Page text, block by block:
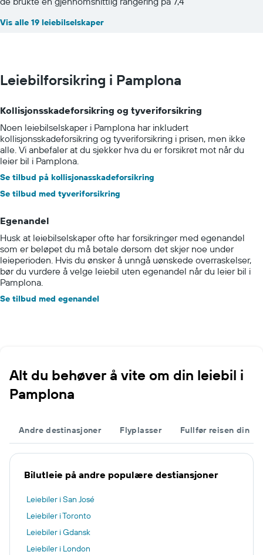
Vis alle 19 leiebilselskaper
Leiebilforsikring i Pamplona
Kollisjonsskadeforsikring og tyveriforsikring
Noen leiebilselskaper i Pamplona har inkludert
kollisjonsskadeforsikring og tyveriforsikring i prisen, men ikke
alle. Vi anbefaler at du sjekker hva du er forsikret mot når du
leier bil i Pamplona.
Se tilbud på kollisjonasskadeforsikring
Se tilbud med tyveriforsikring
Egenandel
Husk at leiebilselskaper ofte har forsikringer med egenandel
som er beløpet du må betale dersom det skjer noe under
leieperioden. Hvis du ønsker å unngå uønskede overraskelser,
bør du vurdere å velge leiebil uten egenandel når du leier bil i
Pamplona.
Se tilbud med egenandel
Alt du behøver å vite om din leiebil i
Pamplona
Andre destinasjoner Flyplasser Fullfør reisen din
Bilutleie på andre populære destiansjoner
Leiebiler i San José
Leiebiler i Toronto
Leiebiler i Gdansk
Leiebiler i London